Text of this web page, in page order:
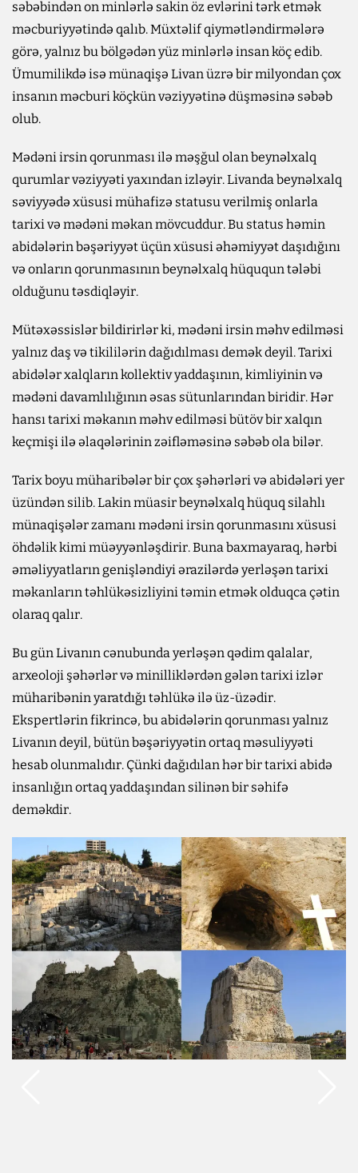
səbəbindən on minlərlə sakin öz evlərini tərk etmək
məcburiyyətində qalıb. Müxtəlif qiymətləndirmələrə
görə, yalnız bu bölgədən yüz minlərlə insan köç edib.
Ümumilikdə isə münaqişə Livan üzrə bir milyondan çox
insanın məcburi köçkün vəziyyətinə düşməsinə səbəb
olub.
Mədəni irsin qorunması ilə məşğul olan beynəlxalq
qurumlar vəziyyəti yaxından izləyir. Livanda beynəlxalq
səviyyədə xüsusi mühafizə statusu verilmiş onlarla
tarixi və mədəni məkan mövcuddur. Bu status həmin
abidələrin bəşəriyyət üçün xüsusi əhəmiyyət daşıdığını
və onların qorunmasının beynəlxalq hüququn tələbi
olduğunu təsdiqləyir.
Mütəxəssislər bildirirlər ki, mədəni irsin məhv edilməsi
yalnız daş və tikililərin dağıdılması demək deyil. Tarixi
abidələr xalqların kollektiv yaddaşının, kimliyinin və
mədəni davamlılığının əsas sütunlarından biridir. Hər
hansı tarixi məkanın məhv edilməsi bütöv bir xalqın
keçmişi ilə əlaqələrinin zəifləməsinə səbəb ola bilər.
Tarix boyu müharibələr bir çox şəhərləri və abidələri yer
üzündən silib. Lakin müasir beynəlxalq hüquq silahlı
münaqişələr zamanı mədəni irsin qorunmasını xüsusi
öhdəlik kimi müəyyənləşdirir. Buna baxmayaraq, hərbi
əməliyyatların genişləndiyi ərazilərdə yerləşən tarixi
məkanların təhlükəsizliyini təmin etmək olduqca çətin
olaraq qalır.
Bu gün Livanın cənubunda yerləşən qədim qalalar,
arxeoloji şəhərlər və minilliklərdən gələn tarixi izlər
müharibənin yaratdığı təhlükə ilə üz-üzədir.
Ekspertlərin fikrincə, bu abidələrin qorunması yalnız
Livanın deyil, bütün bəşəriyyətin ortaq məsuliyyəti
hesab olunmalıdır. Çünki dağıdılan hər bir tarixi abidə
insanlığın ortaq yaddaşından silinən bir səhifə
deməkdir.